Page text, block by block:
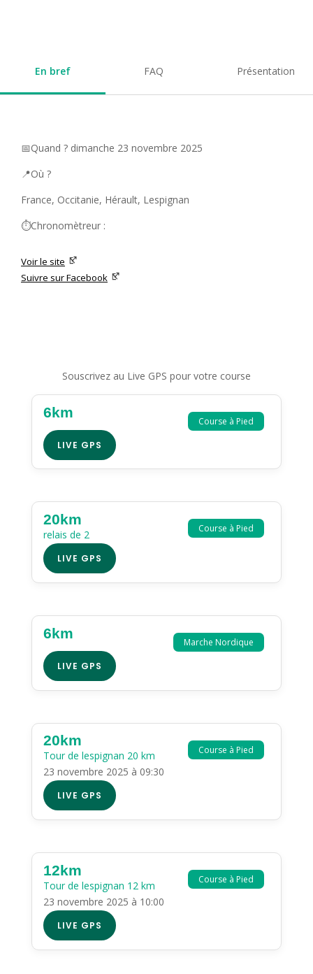
En bref FAQ Présentation
📅Quand ? dimanche 23 novembre 2025
📍Où ?
France, Occitanie, Hérault, Lespignan
⏱️Chronomètreur :
Voir le site
Suivre sur Facebook
Souscrivez au Live GPS pour votre course
Course à Pied
6km
LIVE GPS
Course à Pied
20km
relais de 2
LIVE GPS
Marche Nordique
6km
LIVE GPS
Course à Pied
20km
Tour de lespignan 20 km
23 novembre 2025 à 09:30
LIVE GPS
Course à Pied
12km
Tour de lespignan 12 km
23 novembre 2025 à 10:00
LIVE GPS